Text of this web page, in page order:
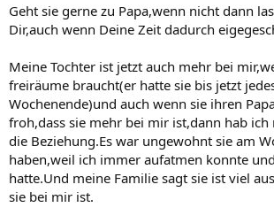
Geht sie gerne zu Papa,wenn nicht dann
Dir,auch wenn Deine Zeit dadurch
Meine Tochter ist jetzt auch mehr bei
freiräume braucht(er hatte sie bis jetzt
Wochenende)und auch wenn sie ihren
froh,dass sie mehr bei mir ist,dann hab
die Beziehung.Es war ungewohnt sie am
haben,weil ich immer aufatmen konnte
hatte.Und meine Familie sagt sie ist viel
sie bei mir ist.